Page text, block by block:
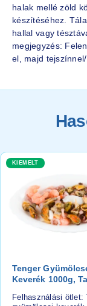
halak mellé zöld
készítéséhez.
hallal vagy
megjegyzés:
el, majd
KIEMELT
Tenger
Keverék 1000g,
Felhasználási ötlet: